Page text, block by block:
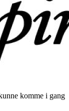
komme i gang